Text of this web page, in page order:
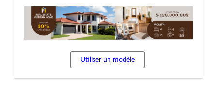
Utiliser un modèle